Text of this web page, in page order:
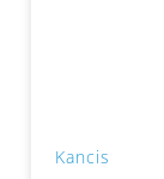
Kancis